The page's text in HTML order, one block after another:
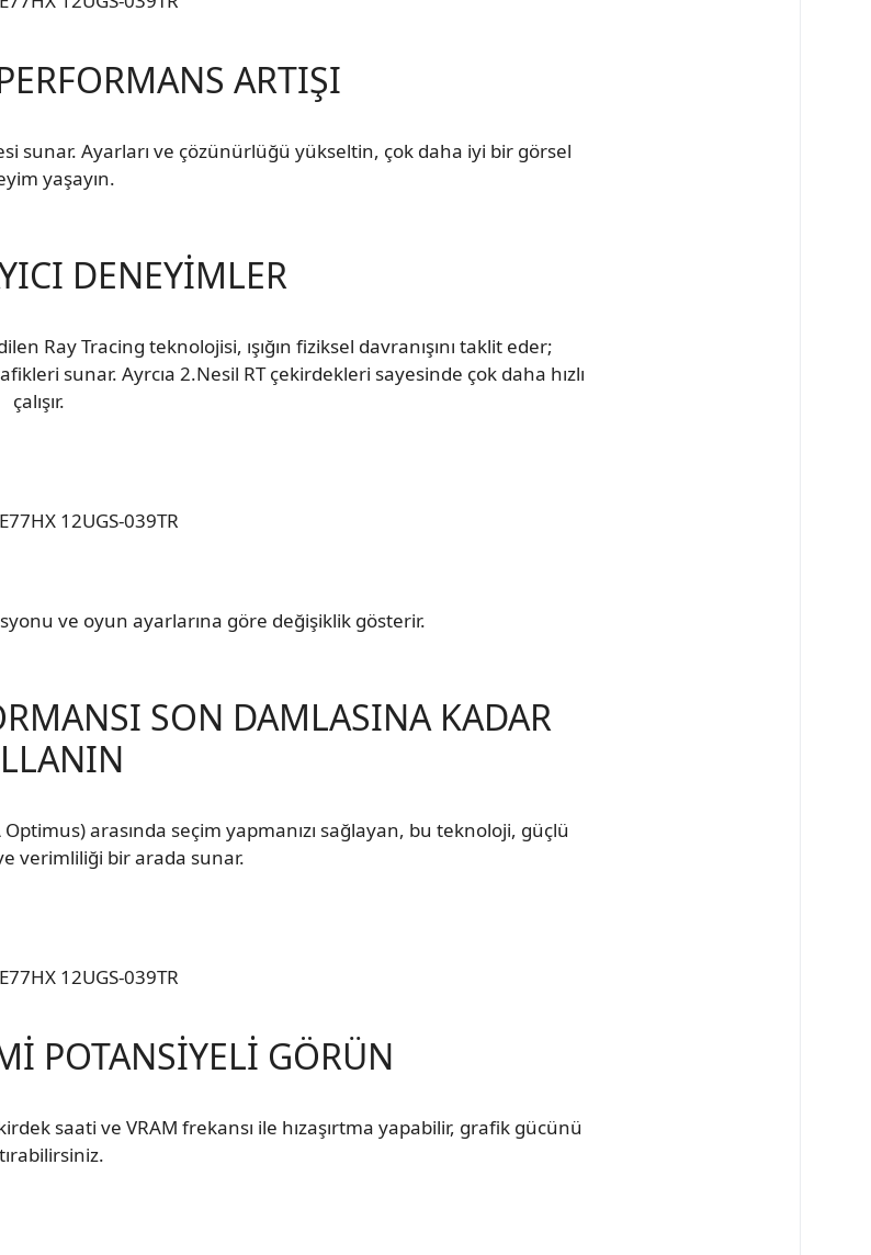
ARTIŞI
sunar. Ayarları ve çözünürlüğü yükseltin, çok daha iyi bir görsel
yaşayın.
DENEYİMLER
Ray Tracing teknolojisi, ışığın fiziksel davranışını taklit eder;
sunar. Ayrcıa 2.Nesil RT çekirdekleri sayesinde çok daha hızlı
çalışır.
ve oyun ayarlarına göre değişiklik gösterir.
SON DAMLASINA KADAR
arasında seçim yapmanızı sağlayan, bu teknoloji, güçlü
verimliliği bir arada sunar.
POTANSİYELİ GÖRÜN
saati ve VRAM frekansı ile hızaşırtma yapabilir, grafik gücünü